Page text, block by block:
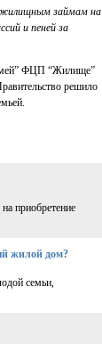
жилищным займам на
и пеней за
ФЦП “Жилище”
решило
приобретение
жилой дом?
семьи,